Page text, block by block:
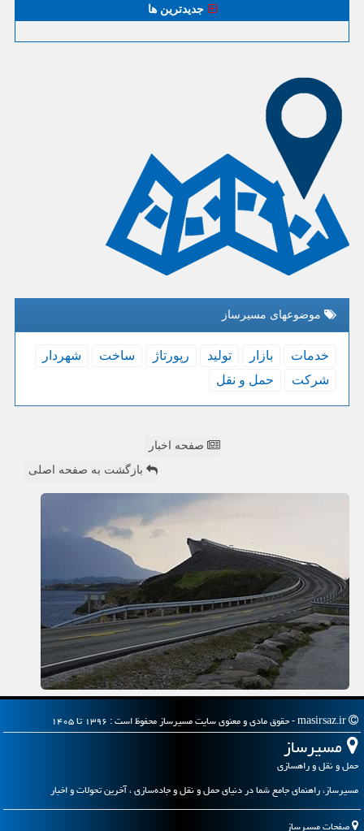
جدیدترین ها
موضوعهای مسیرساز
خدمات بازار تولید رپورتاژ ساخت
شهردار
شركت
حمل و نقل
صفحه اخبار
بازگشت به صفحه اصلی
مسیرساز
حمل و نقل و راهسازی
مسیرساز، راهنمای جامع شما در دنیای حمل و نقل و جاده‌سازی ، آخرین تحولات و اخبار
صفحات مسیرساز